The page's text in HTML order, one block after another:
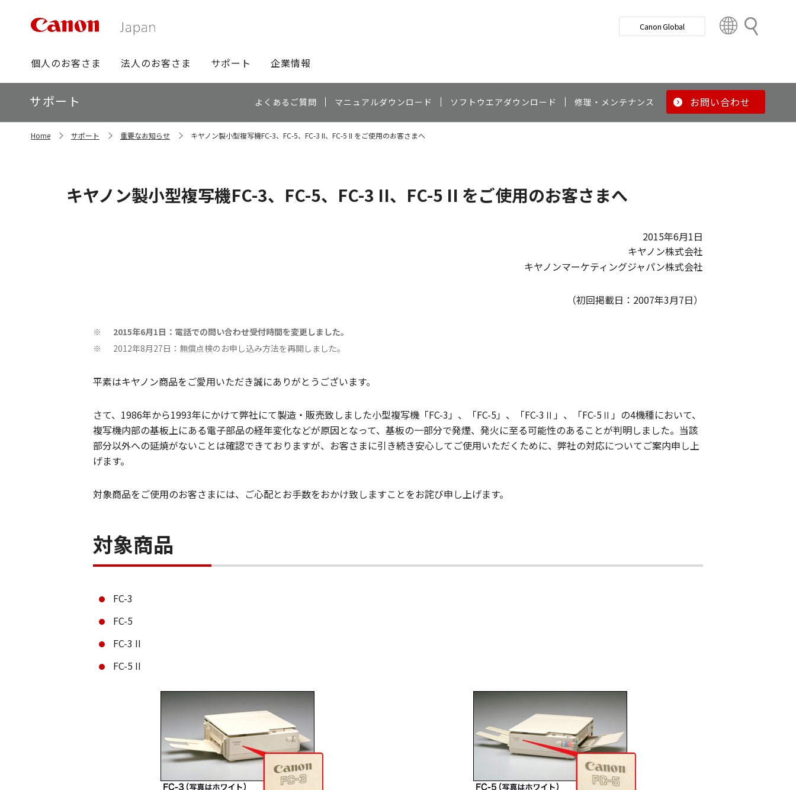
検
グ
ロ
ー
バ
ビ
個人のお客さま 法人のお客さま サポート 企業情報
Canon Global
t
y
ロ
ー
カ
ル
サポート よくあるご質問 マニュアルダウンロード ソフトウエアダウンロード 修理・メンテナンス お問い合わせ
Home サポート 重要なお知らせ キヤノン製小型複写機FC-3、FC-5、FC-3 II、FC-5 II をご使用のお客さまへ
キヤノン製小型複写機FC-3、FC-5、FC-3 II、FC-5 II をご使用のお客さまへ
2015年6月1日
キヤノン株式会社
キヤノンマーケティングジャパン株式会社
（初回掲載日：2007年3月7日）
※ 2015年6月1日：電話での問い合わせ受付時間を変更しました。
※ 2012年8月27日：無償点検のお申し込み方法を再開しました。
平素はキヤノン商品をご愛用いただき誠にありがとうございます。
さて、1986年から1993年にかけて弊社にて製造・販売致しました小型複写機「FC-3」、「FC-5」、「FC-3Ⅱ」、「FC-5Ⅱ」の4機種において、
複写機内部の基板上にある電子部品の経年変化などが原因となって、基板の一部分で発煙、発火に至る可能性のあることが判明しました。当該
部分以外への延焼がないことは確認できておりますが、お客さまに引き続き安心してご使用いただくために、弊社の対応についてご案内申し上
げます。
対象商品をご使用のお客さまには、ご心配とお手数をおかけ致しますことをお詫び申し上げます。
対象商品
FC-3
FC-5
FC-3 II
FC-5 II